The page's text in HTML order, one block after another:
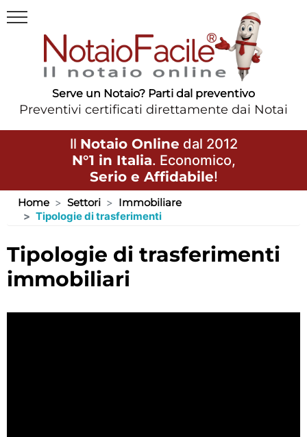
Serve un Notaio? Parti dal preventivo
Preventivi certificati direttamente dai Notai
Il Notaio Online dal 2012
N°1 in Italia. Economico,
Serio e Affidabile!
Home Settori
Immobiliare
Tipologie di trasferimenti
tipologie di trasferimenti
immobiliari